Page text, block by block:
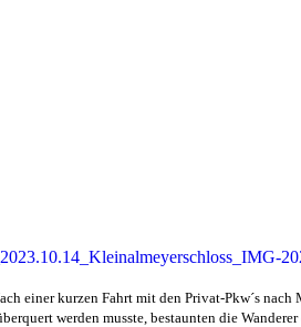
einer kurzen Fahrt mit den Privat-Pkw´s nach
werden musste, bestaunten die